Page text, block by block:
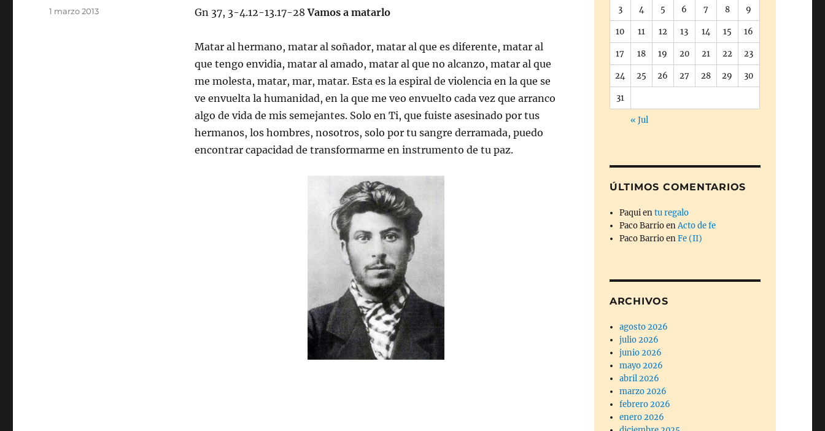
Gn 37, 3-4.12-13.17-28Vamos a matarlo
Matar al hermano, matar al soñador, matar al que es diferente, matar al
que tengo envidia, matar al amado, matar al que no alcanzo, matar al que
me molesta, matar, mar, matar. Esta es la espiral de violencia en la que se
ve envuelta la humanidad, en la que me veo envuelto cada vez que arranco
algo de vida de mis semejantes. Solo en Ti, que fuiste asesinado por tus
hermanos, los hombres, nosotros, solo por tu sangre derramada, puedo
encontrar capacidad de transformarme en instrumento de tu paz.
Publicado
1 marzo 2013 3 4 5 6 7 8 9
10 11 12 13 14 15 16
17 18 19 20 21 22 23
24 25 26 27 28 29 30
31
« Jul
ÚLTIMOS COMENTARIOS
Paquientu regalo
Paco BarrioenActo de fe
Paco BarrioenFe (II)
ARCHIVOS
agosto 2026
julio 2026
junio 2026
mayo 2026
abril 2026
marzo 2026
febrero 2026
enero 2026